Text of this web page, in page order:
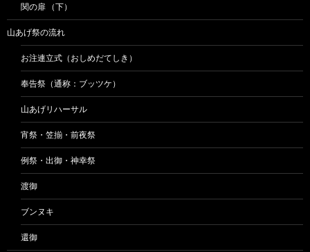
関の扉 （下）
山あげ祭の流れ
お注連立式（おしめだてしき）
奉告祭（通称：ブッツケ）
山あげリハーサル
宵祭・笠揃・前夜祭
例祭・出御・神幸祭
渡御
ブンヌキ
還御